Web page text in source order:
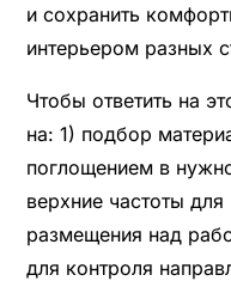
и сохранить
интерьером разных
Чтобы ответить на
на: 1) подбор
поглощением в
верхние частоты
размещения над
для контроля